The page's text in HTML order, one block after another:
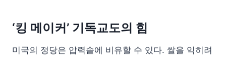
‘킹 메이커’ 기독교도의 힘
미국의 정당은 압력솥에 비유할 수 있다. 쌀을 익히려